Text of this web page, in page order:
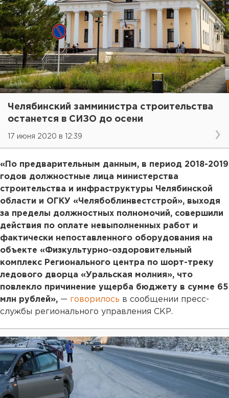
Челябинский замминистра строительства
останется в СИЗО до осени
17 июня 2020 в 12:39
«По предварительным данным, в период 2018-2019
годов должностные лица министерства
строительства и инфраструктуры Челябинской
области и ОГКУ «Челябоблинвестстрой», выходя
за пределы должностных полномочий, совершили
действия по оплате невыполненных работ и
фактически непоставленного оборудования на
объекте «Физкультурно-оздоровительный
комплекс Регионального центра по шорт-треку
ледового дворца «Уральская молния», что
повлекло причинение ущерба бюджету в сумме 65
млн рублей», — говорилось в сообщении пресс-
службы регионального управления СКР.